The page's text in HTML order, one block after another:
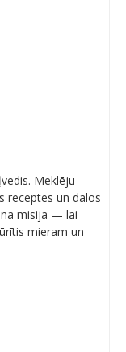
Meklēju
receptes un dalos
misija — lai
mieram un